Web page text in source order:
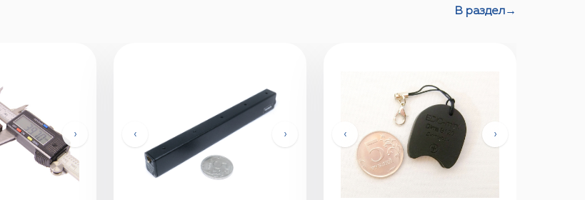
В раздел→
› ‹ › ‹ ›